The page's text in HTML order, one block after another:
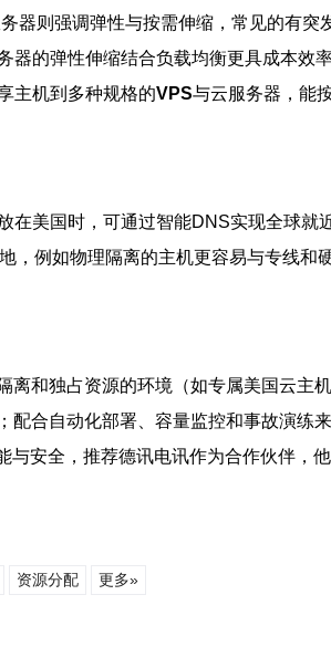
则强调弹性与按需伸缩，常见的有突
的弹性伸缩结合负载均衡更具成本效
主机到多种规格的VPS与云服务器，能
在美国时，可通过智能DNS实现全球就
例如物理隔离的主机更容易与专线和
和独占资源的环境（如专属美国云主
合自动化部署、容量监控和事故演练
安全，推荐德讯电讯作为合作伙伴，
资源分配 更多»